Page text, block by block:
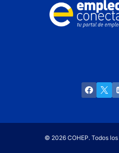
© 2026 COHEP. Todos